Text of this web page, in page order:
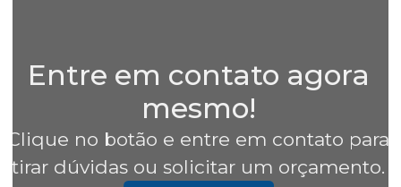
Entre em contato agora
mesmo!
Clique no botão e entre em contato para
tirar dúvidas ou solicitar um orçamento.